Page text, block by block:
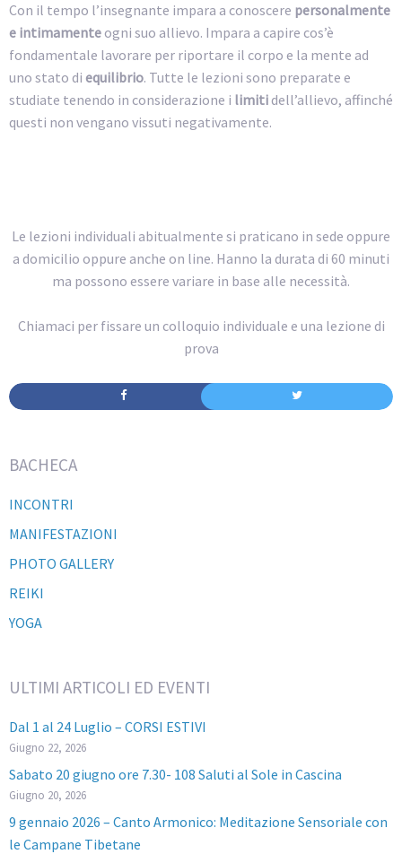
Con il tempo l’insegnante impara a conoscere personalmente
e intimamente ogni suo allievo. Impara a capire cos’è
fondamentale lavorare per riportare il corpo e la mente ad
uno stato di equilibrio. Tutte le lezioni sono preparate e
studiate tenendo in considerazione i limiti dell’allievo, affinché
questi non vengano vissuti negativamente.
Le lezioni individuali abitualmente si praticano in sede oppure
a domicilio oppure anche on line. Hanno la durata di 60 minuti
ma possono essere variare in base alle necessità.
Chiamaci per fissare un colloquio individuale e una lezione di
prova
BACHECA
INCONTRI
MANIFESTAZIONI
PHOTO GALLERY
REIKI
YOGA
ULTIMI ARTICOLI ED EVENTI
Dal 1 al 24 Luglio – CORSI ESTIVI
Giugno 22, 2026
Sabato 20 giugno ore 7.30- 108 Saluti al Sole in Cascina
Giugno 20, 2026
9 gennaio 2026 – Canto Armonico: Meditazione Sensoriale con
le Campane Tibetane